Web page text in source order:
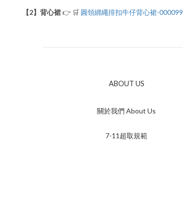
【2】背心裙👉 🛒 圓領綁繩排扣牛仔背心裙-000099
ABOUT US
關於我們 About Us
7-11超取規範